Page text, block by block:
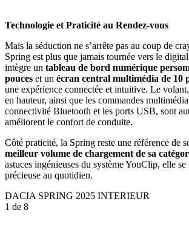
Technologie et Praticité au Rendez-vous
Mais la séduction ne s’arrête pas au coup de
Spring est plus que jamais tournée vers le
intègre un tableau de bord numérique
pouces et un écran central multimédia de 10
une expérience connectée et intuitive. Le
en hauteur, ainsi que les commandes
connectivité Bluetooth et les ports USB, sont
améliorent le confort de conduite.
Côté praticité, la Spring reste une référence de
meilleur volume de chargement de sa
astuces ingénieuses du système YouClip, elle
précieuse au quotidien.
DACIA SPRING 2025 INTERIEUR
1 de 8